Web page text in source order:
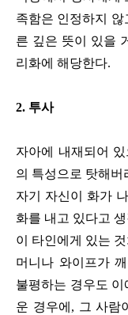
족함은 인정하지
른 깊은 뜻이 있을
리화에 해당한다.
2. 투사
자아에 내재되어
의 특성으로 탓해버
자기 자신이 화가
화를 내고 있다고
이 타인에게 있는
머니나 와이프가
불평하는 경우도 이
운 경우에, 그 사람